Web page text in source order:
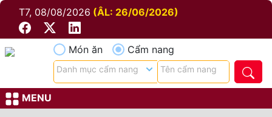
T7, 08/08/2026 (ÂL: 26/06/2026)
Món ăn Cẩm nang
MENU